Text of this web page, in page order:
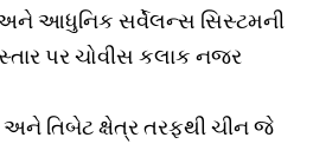
અને આધુનિક સર્વેલન્સ સિસ્ટમની
પર ચોવીસ કલાક નજર
અને તિબેટ ક્ષેત્ર તરફથી ચીન જે